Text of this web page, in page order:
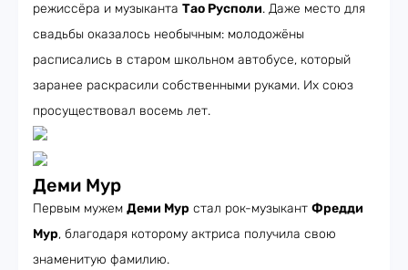
режиссёра и музыканта Тао Русполи. Даже место для
свадьбы оказалось необычным: молодожёны
расписались в старом школьном автобусе, который
заранее раскрасили собственными руками. Их союз
просуществовал восемь лет.
Деми Мур
Первым мужем Деми Мур стал рок-музыкант Фредди
Мур, благодаря которому актриса получила свою
знаменитую фамилию.